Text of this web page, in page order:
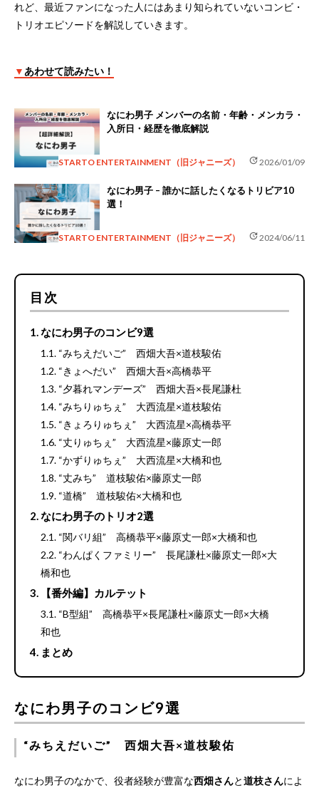
れど、最近ファンになった人にはあまり知られていないコンビ・
トリオエピソードを解説していきます。
▼ あわせて読みたい！
なにわ男子 メンバーの名前・年齢・メンカラ・
入所日・経歴を徹底解説
STARTO ENTERTAINMENT（旧ジャニーズ） update2026/01/09
なにわ男子 – 誰かに話したくなるトリビア10
選！
STARTO ENTERTAINMENT（旧ジャニーズ） update2024/06/11
目次
なにわ男子のコンビ9選
“みちえだいご” 西畑大吾×道枝駿佑
“きょへだい” 西畑大吾×高橋恭平
“夕暮れマンデーズ” 西畑大吾×長尾謙杜
“みちりゅちぇ” 大西流星×道枝駿佑
“きょろりゅちぇ” 大西流星×高橋恭平
“丈りゅちぇ” 大西流星×藤原丈一郎
“かずりゅちぇ” 大西流星×大橋和也
“丈みち” 道枝駿佑×藤原丈一郎
“道橋” 道枝駿佑×大橋和也
なにわ男子のトリオ2選
“関バリ組” 高橋恭平×藤原丈一郎×大橋和也
“わんぱくファミリー” 長尾謙杜×藤原丈一郎×大
橋和也
【番外編】カルテット
“B型組” 高橋恭平×長尾謙杜×藤原丈一郎×大橋
和也
まとめ
なにわ男子のコンビ9選
“みちえだいご” 西畑大吾×道枝駿佑
なにわ男子のなかで、役者経験が豊富な西畑さんと道枝さんによ